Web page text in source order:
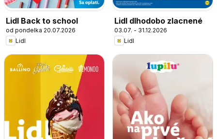
Lidl Back to school
od pondelka 20.07.2026
Lidl
Lidl dlhodobo zlacnené
03.07. - 31.12.2026
Lidl